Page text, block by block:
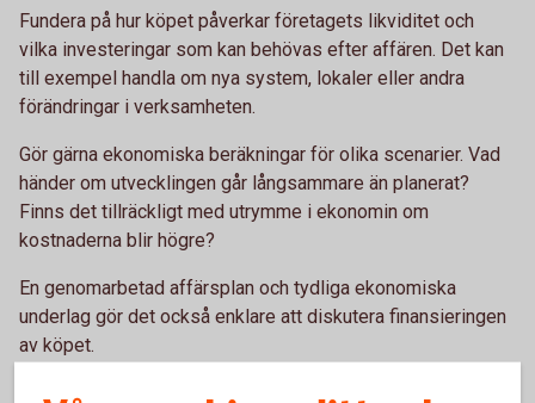
Fundera på hur köpet påverkar företagets likviditet och
vilka investeringar som kan behövas efter affären. Det kan
till exempel handla om nya system, lokaler eller andra
förändringar i verksamheten.
Gör gärna ekonomiska beräkningar för olika scenarier. Vad
händer om utvecklingen går långsammare än planerat?
Finns det tillräckligt med utrymme i ekonomin om
kostnaderna blir högre?
En genomarbetad affärsplan och tydliga ekonomiska
underlag gör det också enklare att diskutera finansieringen
av köpet.